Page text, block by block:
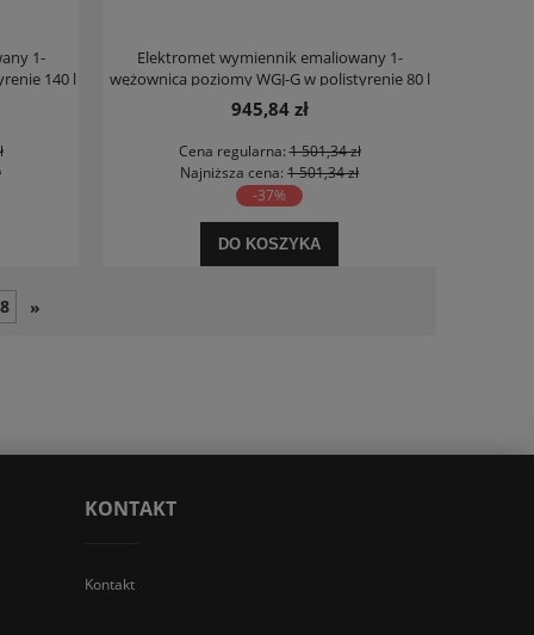
1-
140 l
Elektromet wymiennik emaliowany 1-
wężownica poziomy WGJ-G w polistyrenie 80 l
945,84 zł
Cena regularna:1 501,34 zł
Najniższa cena: 1 501,34 zł
-37%
DO KOSZYKA
8 »
KONTAKT
Kontakt